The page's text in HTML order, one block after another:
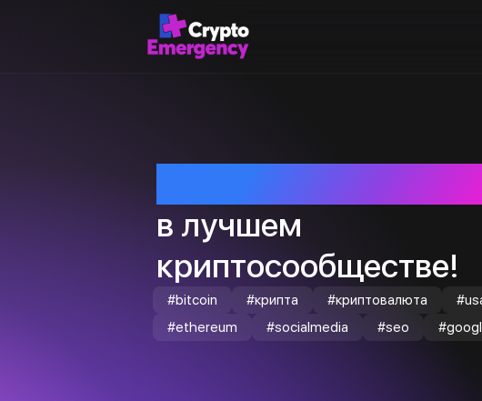
в лучшем
криптосообществе!
#bitcoin #крипта #криптовалюта
#ethereum
#socialmedia #seo